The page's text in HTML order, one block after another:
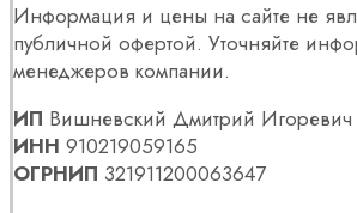
Информация и цены на сайте не
публичной офертой. Уточняйте
менеджеров компании.
ИП Вишневский Дмитрий Игоревич
ИНН 910219059165
ОГРНИП 321911200063647